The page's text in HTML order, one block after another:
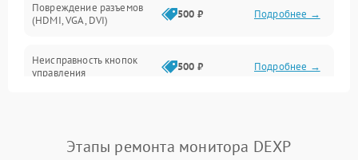
Повреждение разъемов
(HDMI, VGA, DVI)
500 ₽ Подробнее →
Неисправность кнопок
управления
500 ₽ Подробнее →
Повреждение кабеля
Этапы ремонта монитора DEXP